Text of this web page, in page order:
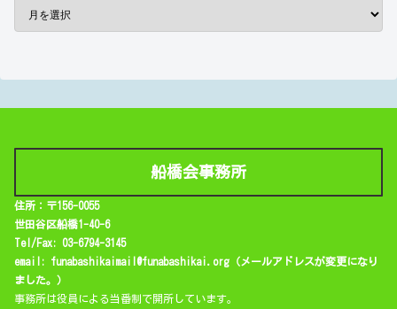
船橋会事務所
住所：〒156-0055
世田谷区船橋1-40-6
Tel/Fax: 03-6794-3145
email: funabashikaimail@funabashikai.org（メールアドレスが変更になり
ました。）
事務所は役員による当番制で開所しています。